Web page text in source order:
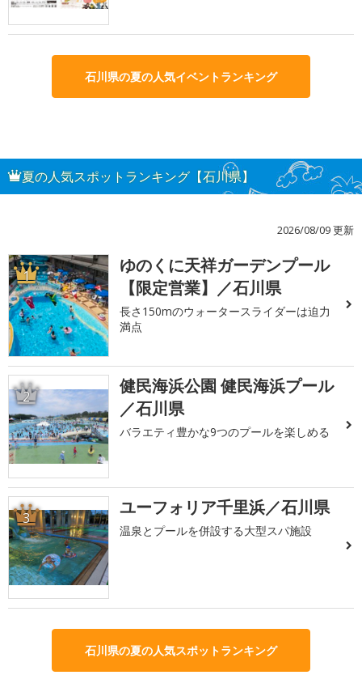
石川県の夏の人気イベントランキング
夏の人気スポットランキング【石川県】
2026/08/09 更新
1
ゆのくに天祥ガーデンプール
【限定営業】／石川県
長さ150mのウォータースライダーは迫力
満点
2
健民海浜公園 健民海浜プール
／石川県
バラエティ豊かな9つのプールを楽しめる
3 ユーフォリア千里浜／石川県
温泉とプールを併設する大型スパ施設
石川県の夏の人気スポットランキング